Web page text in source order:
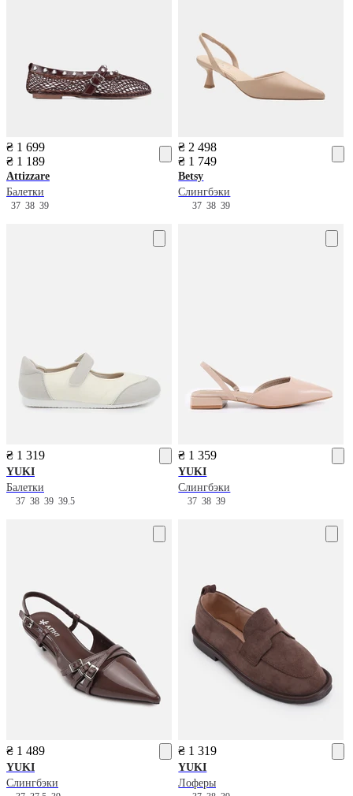
₴ 1 699
₴ 1 189
Attizzare
Балетки
37 38 39
₴ 2 498
₴ 1 749
Betsy
Слингбэки
373839
₴ 1 319
YUKI
Балетки
37 38 39 39.5
₴ 1 359
YUKI
Слингбэки
373839
₴ 1 489
YUKI
Слингбэки
₴ 1 319
YUKI
Лоферы